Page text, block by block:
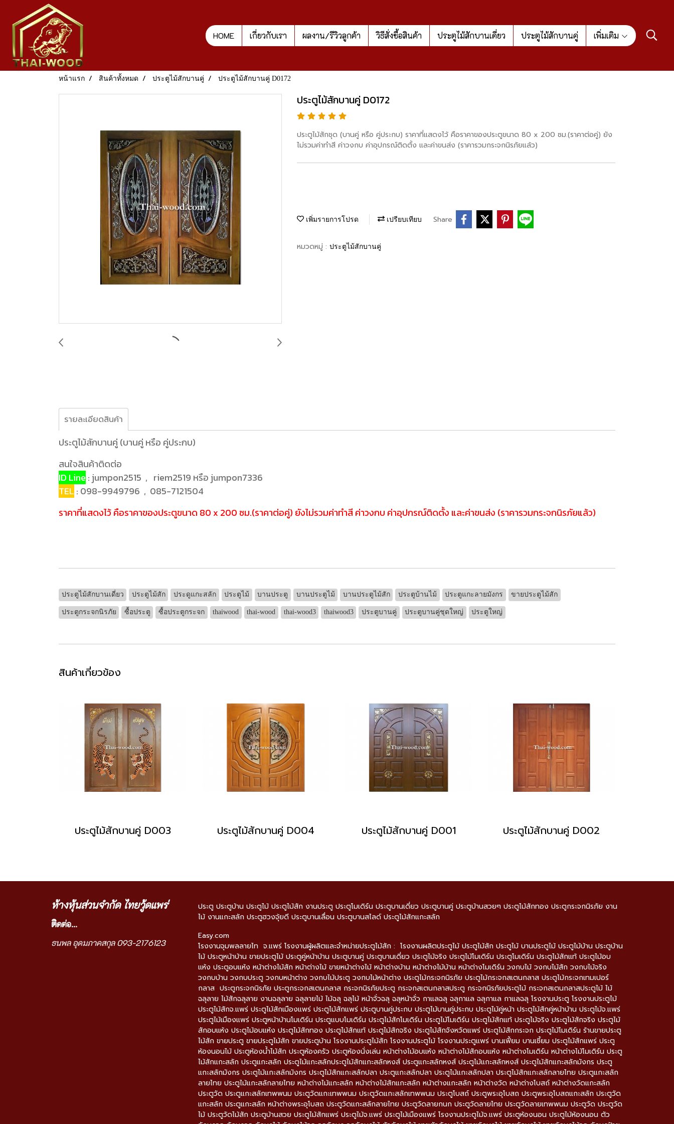
HOME เกี่ยวกับเรา ผลงาน/รีวิวลูกค้า วิธีสั่งซื้อสินค้า ประตูไม้สักบานเดี่ยว ประตูไม้สักบานคู่ เพิ่มเติม
หน้าแรก สินค้าทั้งหมด ประตูไม้สักบานคู่ ประตูไม้สักบานคู่ D0172
ประตูไม้สักบานคู่ D0172
ประตูไม้สักชุด (บานคู่ หรือ คู่ประกบ) ราคาที่แสดงไว้ คือราคาของประตูขนาด 80 x 200 ซม.(ราคาต่อคู่) ยัง
ไม่รวมค่าทำสี ค่าวงกบ ค่าอุปกรณ์ติดตั้ง และค่าขนส่ง (ราคารวมกระจกนิรภัยแล้ว)
เพิ่มรายการโปรด เปรียบเทียบ Share
หมวดหมู่ : ประตูไม้สักบานคู่
รายละเอียดสินค้า
ประตูไม้สักบานคู่ (บานคู่ หรือ คู่ประกบ)
สนใจสินค้าติดต่อ
ID Line : jumpon2515 , riem2519 หรือ jumpon7336
TEL : 098-9949796 , 085-7121504
ราคาที่แสดงไว้ คือราคาของประตูขนาด 80 x 200 ซม.(ราคาต่อคู่) ยังไม่รวมค่าทำสี ค่าวงกบ ค่าอุปกรณ์ติดตั้ง และค่าขนส่ง (ราคารวมกระจกนิรภัยแล้ว)
ประตูไม้สักบานเดี่ยว ประตูไม้สัก ประดูแกะสลัก ประตูไม้ บานประตู บานประตูไม้ บานประตูไม้สัก ประตูบ้านไม้ ประตูแกะลายมังกร ขายประตูไม้สัก
ประตูกระจกนิรภัย ซื้อประตู ซื้อประตูกระจก thaiwood thai-wood thai-wood3 thaiwood3 ประตูบานคู่ ประตูบานคู่ชุดใหญ่ ประตูใหญ่
สินค้าเกี่ยวข้อง
ประตูไม้สักบานคู่ D003 ประตูไม้สักบานคู่ D004 ประตูไม้สักบานคู่ D001 ประตูไม้สักบานคู่ D002
ห้างหุ้นส่วนจำกัด ไทยวู้ดแพร่
ติดต่อ...
ธนพล อุดมภาคสกุล 093-2176123
ประตู ประตูบ้าน ประตูไม้ ประตูไม้สัก งานประตู ประตูโมเดิร์น ประตูบานเดี่ยว ประตูบานคู่ ประตูบ้านสวยๆ ประตูไม้สักทอง ประตูกระจกนิรภัย งาน
ไม้ งานแกะสลัก ประตูฮวงจุ้ยดี ประตูบานเลื่อน ประตูบานสไลด์ ประตูไม้สักแกะสลัก
Easy.com
โรงงานจุมพลลายไท จ.แพร่ โรงงานผู้ผลิตและจำหน่ายประตูไม้สัก : โรงงานผลิตประตูไม้ ประตูไม้สัก ประตูไม้ บานประตูไม้ ประตูไม้บ้าน ประตูบ้าน
ไม้ ประตูหน้าบ้าน ขายประตูไม้ ประตูคู่หน้าบ้าน ประตูบานคู่ ประตูบานเดี่ยว ประตูไม้จริง ประตูไม้โมเดิร์น ประตูโมเดิร์น ประตูไม้สักแท้ ประตูไม้อบ
แห้ง ประตูอบแห้ง หน้าต่างไม้สัก หน้าต่างไม้ ขายหน้าต่างไม้ หน้าต่างบ้าน หน้าต่างไม้บ้าน หน้าต่างโมเดิร์น วงกบไม้ วงกบไม้สัก วงกบไม้จริง
วงกบบ้าน วงกบประตู วงกบหน้าต่าง วงกบไม้ประตู วงกบไม้หน้าต่าง ประตูไม้กระจกนิรภัย ประตูไม้กระจกสเตนกลาส ประตูไม้กระจกเทมเปอร์
กลาส ประตูกระจกนิรภัย ประตูกระจกสเตนกลาส กระจกนิรภัยประตู กระจกสเตนกลาสประตู กระจกนิรภัยประตูไม้ กระจกสเตนกลาสประตูไม้ ไม้
ฉลุลาย ไม้สักฉลุลาย งานฉลุลาย ฉลุลายไม้ ไม้ฉลุ ฉลุไม้ หน้าจั่วฉลุ ฉลุหน้าจั่ว กาแลฉลุ ฉลุกาแล ฉลุกาแล กาแลฉลุ โรงงานประตู โรงงานประตูไม้
ประตูไม้สักจ.แพร่ ประตูไม้สักเมืองแพร่ ประตูไม้สักแพร่ ประตูบานคู่ประกบ ประตูไม้บานคู่ประกบ ประตูไม้คู่หน้า ประตูไม้สักคู่หน้าบ้าน ประตูไม้จ.แพร่
ประตูไม้เมืองแพร่ ประตูหน้าบ้านโมเดิร์น ประตูแบบโมเดิร์น ประตูไม้สักโมเดิร์น ประตูไม้โมเดิร์น ประตูไม้สักแท้ ประตูไม้จริง ประตูไม้สักจริง ประตูไม้
สักอบแห้ง ประตูไม้อบแห้ง ประตูไม้สักทอง ประตูไม้สักแท้ ประตูไม้สักจริง ประตูไม้สักจังหวัดแพร่ ประตูไม้สักกระจก ประตูไม้โมเดิร์น ร้านขายประตู
ไม้สัก ขายประตู ขายประตูไม้สัก ขายประตูบ้าน โรงงานประตูไม้สัก โรงงานประตูไม้ โรงงานประตูแพร่ บานเฟี้ยม บานเซี้ยม ประตูไม้สักแพร่ ประตู
ห้องนอนไม้ ประตูห้องน้ำไม้สัก ประตูห้องครัว ประตูห้องนั่งเล่น หน้าต่างไม้อบแห้ง หน้าต่างไม้สักอบแห้ง หน้าต่างโมเดิร์น หน้าต่างไม้โมเดิร์น ประตู
ไม้สักแกะสลัก ประตูแกะสลัก ประตูไม้แกะสลักประตูไม้สักแกะสลักหงส์ ประตูแกะสลักหงส์ ประตูไม้แกะสลักหงส์ ประตูไม้สักแกะสลักมังกร ประตู
แกะสลักมังกร ประตูไม้แกะสลักมังกร ประตูไม้สักแกะสลักปลา ประตูแกะสลักปลา ประตูไม้แกะสลักปลา ประตูไม้สักแกะสลักลายไทย ประตูแกะสลัก
ลายไทย ประตูไม้แกะสลักลายไทย หน้าต่างไม้แกะสลัก หน้าต่างไม้สักแกะสลัก หน้าต่างแกะสลัก หน้าต่างวัด หน้าต่างโบสถ์ หน้าต่างวัดแกะสลัก
ประตูวัด ประตูแกะสลักเทพพนม ประตูวัดแกะเทพพนม ประตูวัดแกะสลักเทพพนม ประตูโบสถ์ ประตูพระอุโบสถ ประตูพระอุโบสถแกะสลัก ประตูวัด
แกะสลัก ประตูแกะสลัก หน้าต่างพระอุโบสถ ประตูวัดแกะสลักลายไทย ประตูวัดลายกนก ประตูวัดลายไทย ประตูวัดลายเทพพนม ประตูวัด ประตูวัด
ไม้ ประตูวัดไม้สัก ประตูบ้านสวย ประตูไม้สักแพร่ ประตูไม้จ.แพร่ ประตูไม้เมืองแพร่ โรงงานประตูไม้จ.แพร่ ประตูห้องนอน ประตูไม้ห้องนอน ตัว